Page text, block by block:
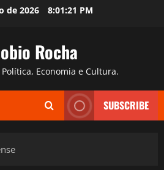
de 2026 8:01:22 PM
Rocha
Economia e Cultura.
SUBSCRIBE